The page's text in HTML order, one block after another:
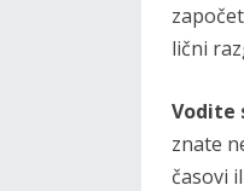
lični
Vodite
znate
časovi